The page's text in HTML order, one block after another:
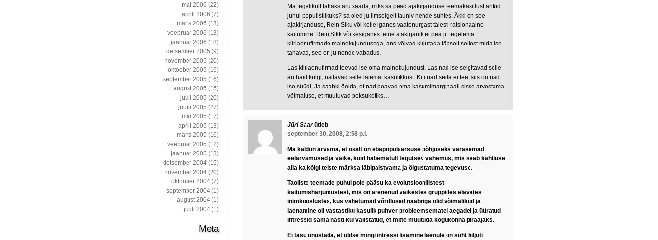
Ma tegelikult tahaks aru saada, miks sa pead ajakirjanduse teemakäsitlust antud
juhul populistlikuks? sa oled ju ilmselgelt tauniv nende suhtes. Äkki on see
ajakirjanduse, Rein Siku või kelle iganes vaatenurgast täiesti ratsionaalne
käitumine. Rein Sikk või kesiganes teine ajakirjanik ei pea ju tegelema
kiirlaenufirmade mainekujundusega, and võivad kirjutada täpselt sellest mida ise
tahavad, see on ju nende vabadus.
Las kiirlaenufirmad teevad ise oma mainekujundust. Las nad ise selgitavad selle
äri häid külgi, näitavad selle laiemat kasulikkust. Kui nad seda ei tee, siis on nad
ise süüdi. Ja saabki öelda, et nad peavad oma kasumimarginaali sisse arvestama
võimaluse, et muutuvad peksukotiks…
Jüri Saar ütleb:
september 30, 2008, 2:58 p.l.
Ma kaldun arvama, et osalt on ebapopulaarsuse põhjuseks varasemad
eelarvamused ja väike, kuid häbematult tegutsev vähemus, mis seab kahtluse
alla ka kõigi teiste märksa läbipaistvama ja õigustatuma tegevuse.
Taoliste teemade puhul pole pääsu ka evolutsioonilistest
käitumisharjumustest, mis on arenenud väikestes gruppides elavates
inimkooslustes, kus vahetumad võrdlused naabriga olid võimalikud ja
laenamine oli vastastiku kasulik puhver probleemsematel aegadel ja üüratud
intressid sama hästi kui välistatud, et mitte muutuda kogukonna piraajaks.
Ei tasu unustada, et üldse mingi intressi lisamine laenule on suht hiljuti
mai 2006 (22)
aprill 2006 (7)
märts 2006 (13)
veebruar 2006 (13)
jaanuar 2006 (18)
detsember 2005 (9)
november 2005 (20)
oktoober 2005 (16)
september 2005 (16)
august 2005 (15)
juuli 2005 (20)
juuni 2005 (27)
mai 2005 (17)
aprill 2005 (13)
märts 2005 (16)
veebruar 2005 (12)
jaanuar 2005 (13)
detsember 2004 (15)
november 2004 (20)
oktoober 2004 (7)
september 2004 (1)
august 2004 (1)
juuli 2004 (1)
Meta